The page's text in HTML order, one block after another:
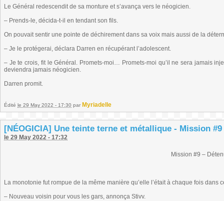
Le Général redescendit de sa monture et s’avança vers le néogicien.
– Prends-le, décida-t-il en tendant son fils.
On pouvait sentir une pointe de déchirement dans sa voix mais aussi de la
– Je le protégerai, déclara Darren en récupérant l’adolescent.
– Je te crois, fit le Général. Promets-moi… Promets-moi qu’il ne sera jamais
deviendra jamais néogicien.
Darren promit.
Édité le 29 May 2022 - 17:30 par Myriadelle
[NÉOGICIA] Une teinte terne et métallique - Mission #9
le 29 May 2022 - 17:32
Mission #9 –
La monotonie fut rompue de la même manière qu’elle l’était à chaque fois
– Nouveau voisin pour vous les gars, annonça Stivv.